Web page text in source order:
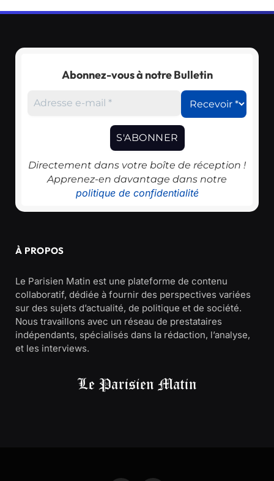
Abonnez-vous à notre Bulletin
Directement dans votre boîte de réception !
Apprenez-en davantage dans notre
politique de confidentialité
À PROPOS
Le Parisien Matin est une plateforme de contenu
collaboratif, dédiée à fournir des perspectives variées
sur des sujets d’actualité, de politique et de société.
Nous travaillons avec un réseau de prestataires
indépendants, spécialisés dans la rédaction, l’analyse,
et les interviews.